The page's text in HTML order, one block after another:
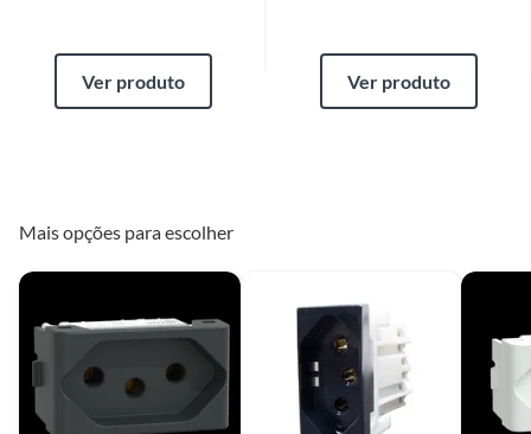
Ver produto Ver produto
Mais opções para escolher